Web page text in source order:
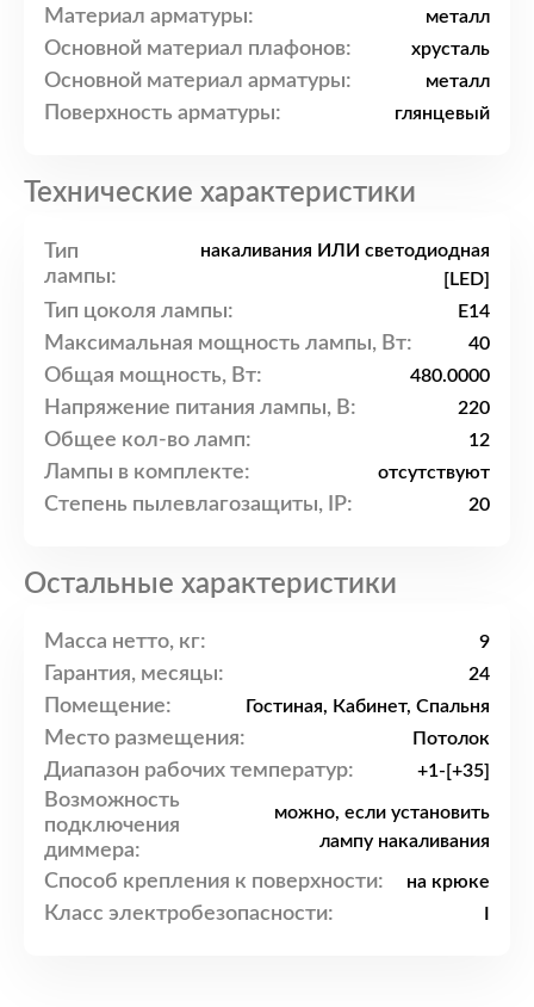
Материал арматуры: металл
Основной материал плафонов: хрусталь
Основной материал арматуры: металл
Поверхность арматуры: глянцевый
Технические характеристики
Тип
лампы:
накаливания ИЛИ светодиодная
[LED]
Тип цоколя лампы: E14
Максимальная мощность лампы, Вт: 40
Общая мощность, Вт: 480.0000
Напряжение питания лампы, В: 220
Общее кол-во ламп: 12
Лампы в комплекте: отсутствуют
Степень пылевлагозащиты, IP: 20
Остальные характеристики
Масса нетто, кг: 9
Гарантия, месяцы: 24
Помещение: Гостиная, Кабинет, Спальня
Место размещения: Потолок
Диапазон рабочих температур: +1-[+35]
Возможность
подключения
диммера:
можно, если установить
лампу накаливания
Способ крепления к поверхности: на крюке
Класс электробезопасности: